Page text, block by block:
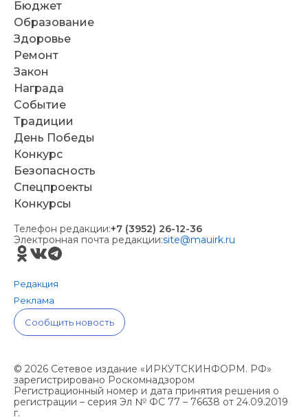
Бюджет
Образование
Здоровье
Ремонт
Закон
Награда
Событие
Традиции
День Победы
Конкурс
Безопасность
Спецпроекты
Конкурсы
Телефон редакции:+7 (3952) 26-12-36
Электронная почта редакции:site@mauirk.ru
Редакция
Реклама
Сообщить новость
© 2026 Сетевое издание «ИРКУТСКИНФОРМ. РФ»
зарегистрировано Роскомнадзором
Регистрационный номер и дата принятия решения о
регистрации – серия Эл № ФС 77 – 76638 от 24.09.2019
г.